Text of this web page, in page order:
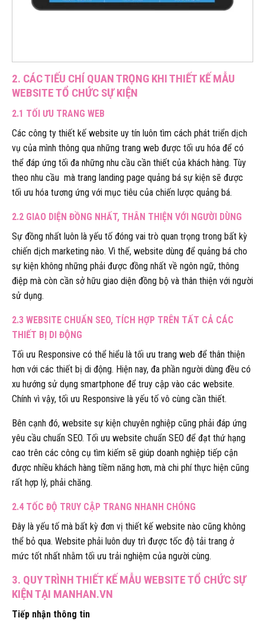
2. CÁC TIẾU CHÍ QUAN TRỌNG KHI THIẾT KẾ MẪU
WEBSITE TỔ CHỨC SỰ KIỆN
2.1 TỐI ƯU TRANG WEB
Các công ty thiết kế website uy tín luôn tìm cách phát triển dịch
vụ của mình thông qua những trang web được tối ưu hóa để có
thể đáp ứng tối đa những nhu cầu cần thiết của khách hàng. Tùy
theo nhu cầu mà trang landing page quảng bá sự kiện sẽ được
tối ưu hóa tương ứng với mục tiêu của chiến lược quảng bá.
2.2 GIAO DIỆN ĐỒNG NHẤT, THÂN THIỆN VỚI NGƯỜI DÙNG
Sự đồng nhất luôn là yếu tố đóng vai trò quan trọng trong bất kỳ
chiến dịch marketing nào. Vì thế, website dùng để quảng bá cho
sự kiện không những phải được đồng nhất về ngôn ngữ, thông
điệp mà còn cần sở hữu giao diện đồng bộ và thân thiện với người
sử dụng.
2.3 WEBSITE CHUẨN SEO, TÍCH HỢP TRÊN TẤT CẢ CÁC
THIẾT BỊ DI ĐỘNG
Tối ưu Responsive có thể hiểu là tối ưu trang web để thân thiện
hơn với các thiết bị di động. Hiện nay, đa phần người dùng đều có
xu hướng sử dụng smartphone để truy cập vào các website.
Chính vì vậy, tối ưu Responsive là yếu tố vô cùng cần thiết.
Bên cạnh đó, website sự kiện chuyên nghiệp cũng phải đáp ứng
yêu cầu chuẩn SEO. Tối ưu website chuẩn SEO để đạt thứ hạng
cao trên các công cụ tìm kiếm sẽ giúp doanh nghiệp tiếp cận
được nhiều khách hàng tiềm năng hơn, mà chi phí thực hiện cũng
rất hợp lý, phải chăng.
2.4 TỐC ĐỘ TRUY CẬP TRANG NHANH CHÓNG
Đây là yếu tố mà bất kỳ đơn vị thiết kế website nào cũng không
thể bỏ qua. Website phải luôn duy trì được tốc độ tải trang ở
mức tốt nhất nhằm tối ưu trải nghiệm của người cùng.
3. QUY TRÌNH THIẾT KẾ MẪU WEBSITE TỔ CHỨC SỰ
KIỆN TẠI MANHAN.VN
Tiếp nhận thông tin